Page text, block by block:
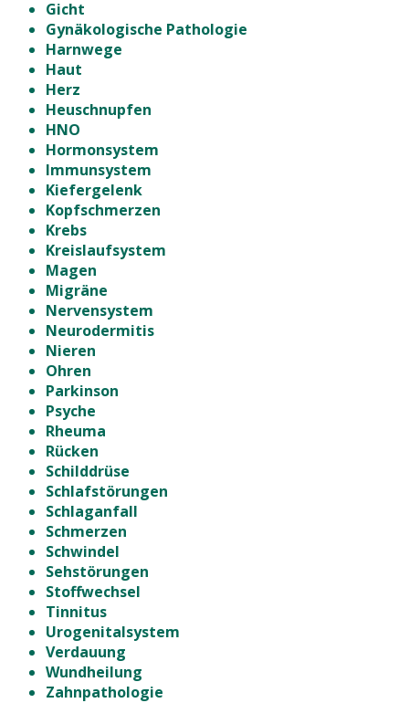
Gicht
Gynäkologische Pathologie
Harnwege
Haut
Herz
Heuschnupfen
HNO
Hormonsystem
Immunsystem
Kiefergelenk
Kopfschmerzen
Krebs
Kreislaufsystem
Magen
Migräne
Nervensystem
Neurodermitis
Nieren
Ohren
Parkinson
Psyche
Rheuma
Rücken
Schilddrüse
Schlafstörungen
Schlaganfall
Schmerzen
Schwindel
Sehstörungen
Stoffwechsel
Tinnitus
Urogenitalsystem
Verdauung
Wundheilung
Zahnpathologie